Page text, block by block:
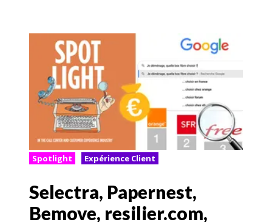
Spotlight Expérience Client
Selectra, Papernest,
Bemove, resilier.com,